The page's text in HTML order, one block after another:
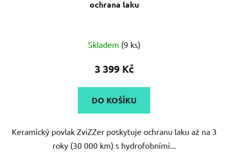
ochrana laku
Skladem (9 ks)
3 399 Kč
DO KOŠÍKU
Keramický povlak ZviZZer poskytuje ochranu laku až na 3
roky (30 000 km) s hydrofobními...